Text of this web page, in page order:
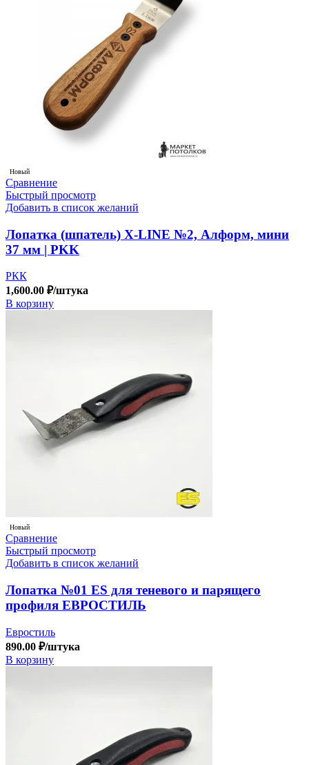
Новый
Сравнение
Быстрый просмотр
Добавить в список желаний
Лопатка (шпатель) X-LINE №2, Алформ, мини
37 мм | PKK
РКК
1,600.00 ₽/штука
В корзину
Новый
Сравнение
Быстрый просмотр
Добавить в список желаний
Лопатка №01 ES для теневого и парящего
профиля ЕВРОСТИЛЬ
Евростиль
890.00 ₽/штука
В корзину